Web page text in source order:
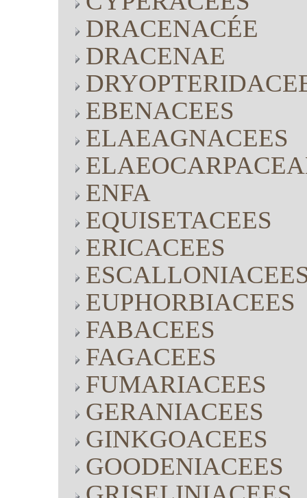
DRACENACÉE
DRACENAE
EBENACEES
ELAEAGNACEES
ENFA
EQUISETACEES
ERICACEES
EUPHORBIACEES
FABACEES
FAGACEES
FUMARIACEES
GERANIACEES
GINKGOACEES
GOODENIACEES